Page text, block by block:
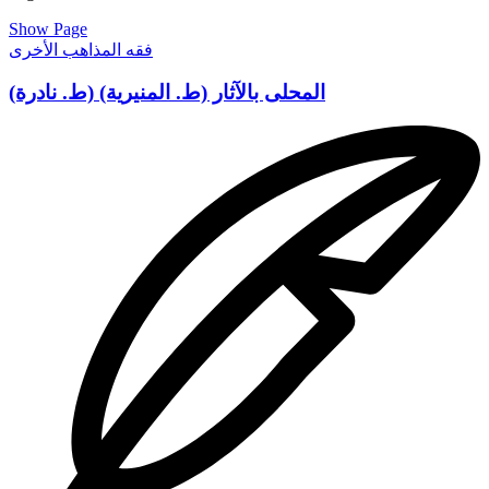
أراكما افترقتها * قال أبو محمد : أبو الوضى - هو عباد بن نسيب تابعى
ثقة - سمع على بن أبي طالب . الأئمة وأبا هريرة. وأبا برزة ، فهؤلاء
عن رسول الله له ثلاثة من الصحابة ، وعنهم ) من التابعين ومن
بعدهم . نا محمد بن سعيد بن عمر بن نبات قال : نا عبد الله بن محمد
بن قاسم القلعي نا محمد بن أحمد الصراف ببغداد نابشر بن موسى
بن صالح بن شيخ بن عمير الاسدى نا عبد الله بن الزبير الحميدى
ناسفیان - هو ابن عيينة - نا بشر بن عاصم الثقفي قال: سمعت سعيد
ابن المسيب يحدث عن أبي بن كعب قال : إن عمر بن الخطاب .
والعباس بن عبدالمطلب تحاكما اليه في دار للعباس إلى جانب
المسجد أراد عمر أخذها ليزيدها في المسجد فالى العباس فقال لهما
أنى : لما أمر سلمان ببناء بيت المقدس كانت أرضه لرجل فاشتراها
منه سلمان فلما اشتراها قال له الرجل : الذى أخذت منى خير أم
الذى أعطيتني قال سلمان: بل الذي أخذت منك قال : فإني لا أجيز
البيع فرده فزاده ثم سأله فاخبره فأبى أن يجيزه فلم يزل يزيده
ويشترى منه فيسأله فيخيره فلا يجيز البيع حتى اشتراها منه بحكمه
على أن لا يسأله فاحتكم شيئا كثير افتعاظمه سليمان فأوحى الله
اليه ان كنت انما تعطيه من عندك فلا تعطه وان كنت انما تعطيه من
رزقنا فأعطه حتى يرضى بها فقضى بها للعباس . وروينا من طريق
البخارى قال الليث - هو ابن سعد - : حدثنى عبد الرحمن بن خالد بن
قال: بعت من أمير المؤمنين عثمان ما لا بالوادى بمال له بخيبر فلما
تبايعنا رجعت على عقى حتى خرجت من بيته خشية أن يرادنى البيع
(۳) وكانت السنة أن المتبايعين بالخيار حتى يتفرقا (٤) . ومن طريق
Show Page
فقه المذاهب الأخرى
المحلى بالآثار (ط. المنيرية) (ط. نادرة)